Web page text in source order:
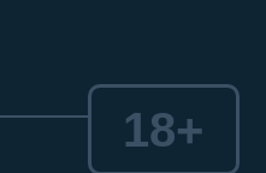
18+